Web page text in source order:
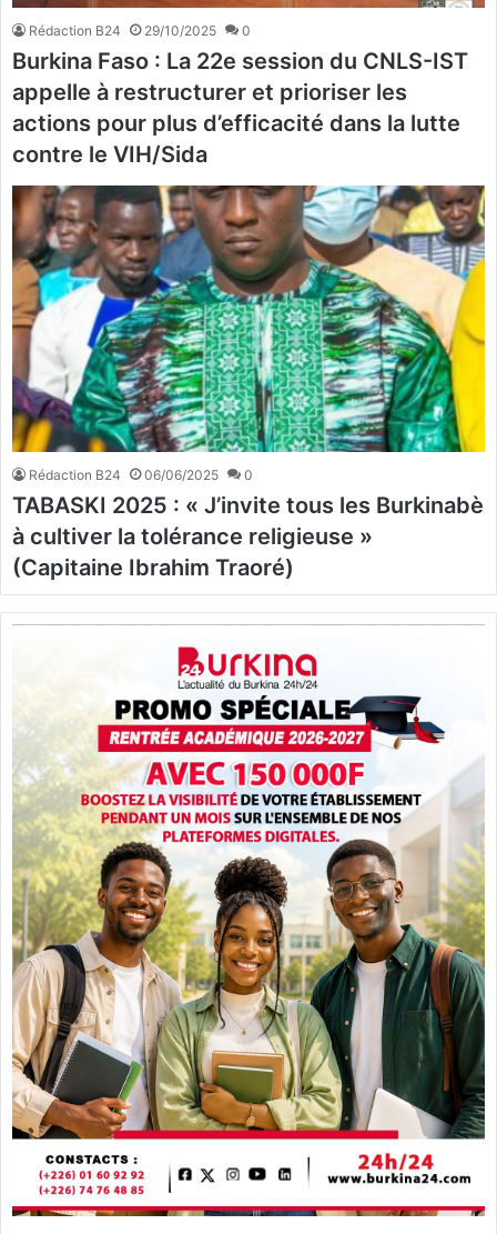
Rédaction B24 29/10/2025 0
Burkina Faso : La 22e session du CNLS-IST
appelle à restructurer et prioriser les
actions pour plus d’efficacité dans la lutte
contre le VIH/Sida
Rédaction B24 06/06/2025 0
TABASKI 2025 : « J’invite tous les Burkinabè
à cultiver la tolérance religieuse »
(Capitaine Ibrahim Traoré)